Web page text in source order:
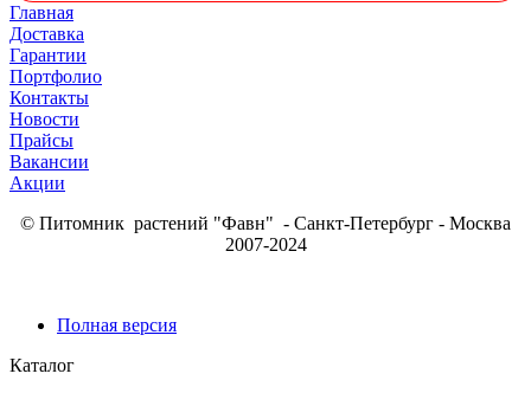
Главная
Доставка
Гарантии
Портфолио
Контакты
Новости
Прайсы
Вакансии
Акции
© Питомник растений "Фавн" - Санкт-Петербург - Москва
2007-2024
Полная версия
Каталог